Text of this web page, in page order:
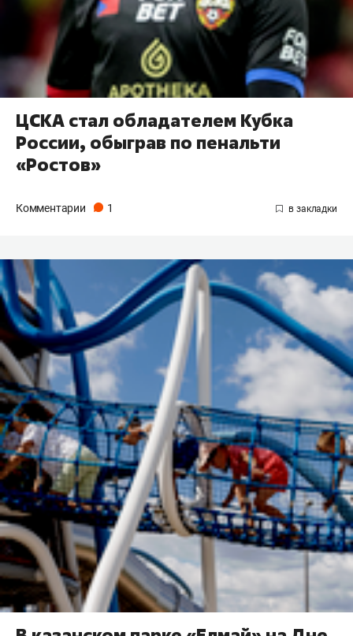
ЦСКА стал обладателем Кубка
России, обыграв по пенальти
«Ростов»
Комментарии 1